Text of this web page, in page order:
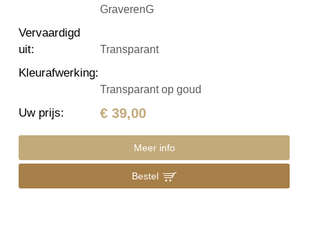
GraverenG
Vervaardigd
uit: Transparant
Kleurafwerking:
Transparant op goud
Uw prijs: € 39,00
Meer info
Bestel